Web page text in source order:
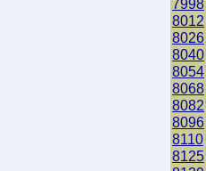
7998
8012
8026
8040
8054
8068
8082
8096
8110
8125